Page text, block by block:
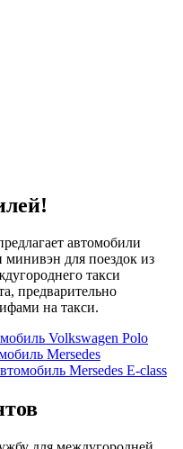
автомобили
минивэн для поездок из
такси
предварительно
на такси.